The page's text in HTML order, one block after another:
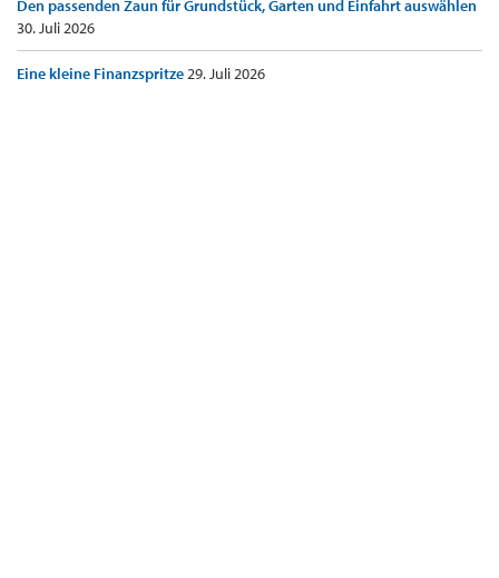
Den passenden Zaun für Grundstück, Garten und Einfahrt auswählen
30. Juli 2026
Eine kleine Finanzspritze29. Juli 2026